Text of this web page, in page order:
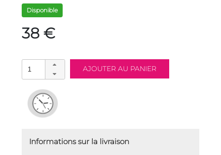
Disponible
38 €
Informations sur la livraison